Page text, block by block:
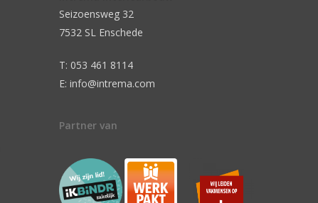
Seizoensweg 32
7532 SL Enschede
T: 053 461 8114
E: info@intrema.com
Partner van